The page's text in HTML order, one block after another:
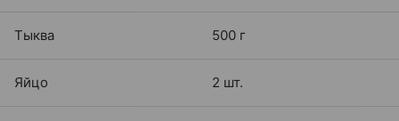
Тыква 500 г
Яйцо 2 шт.